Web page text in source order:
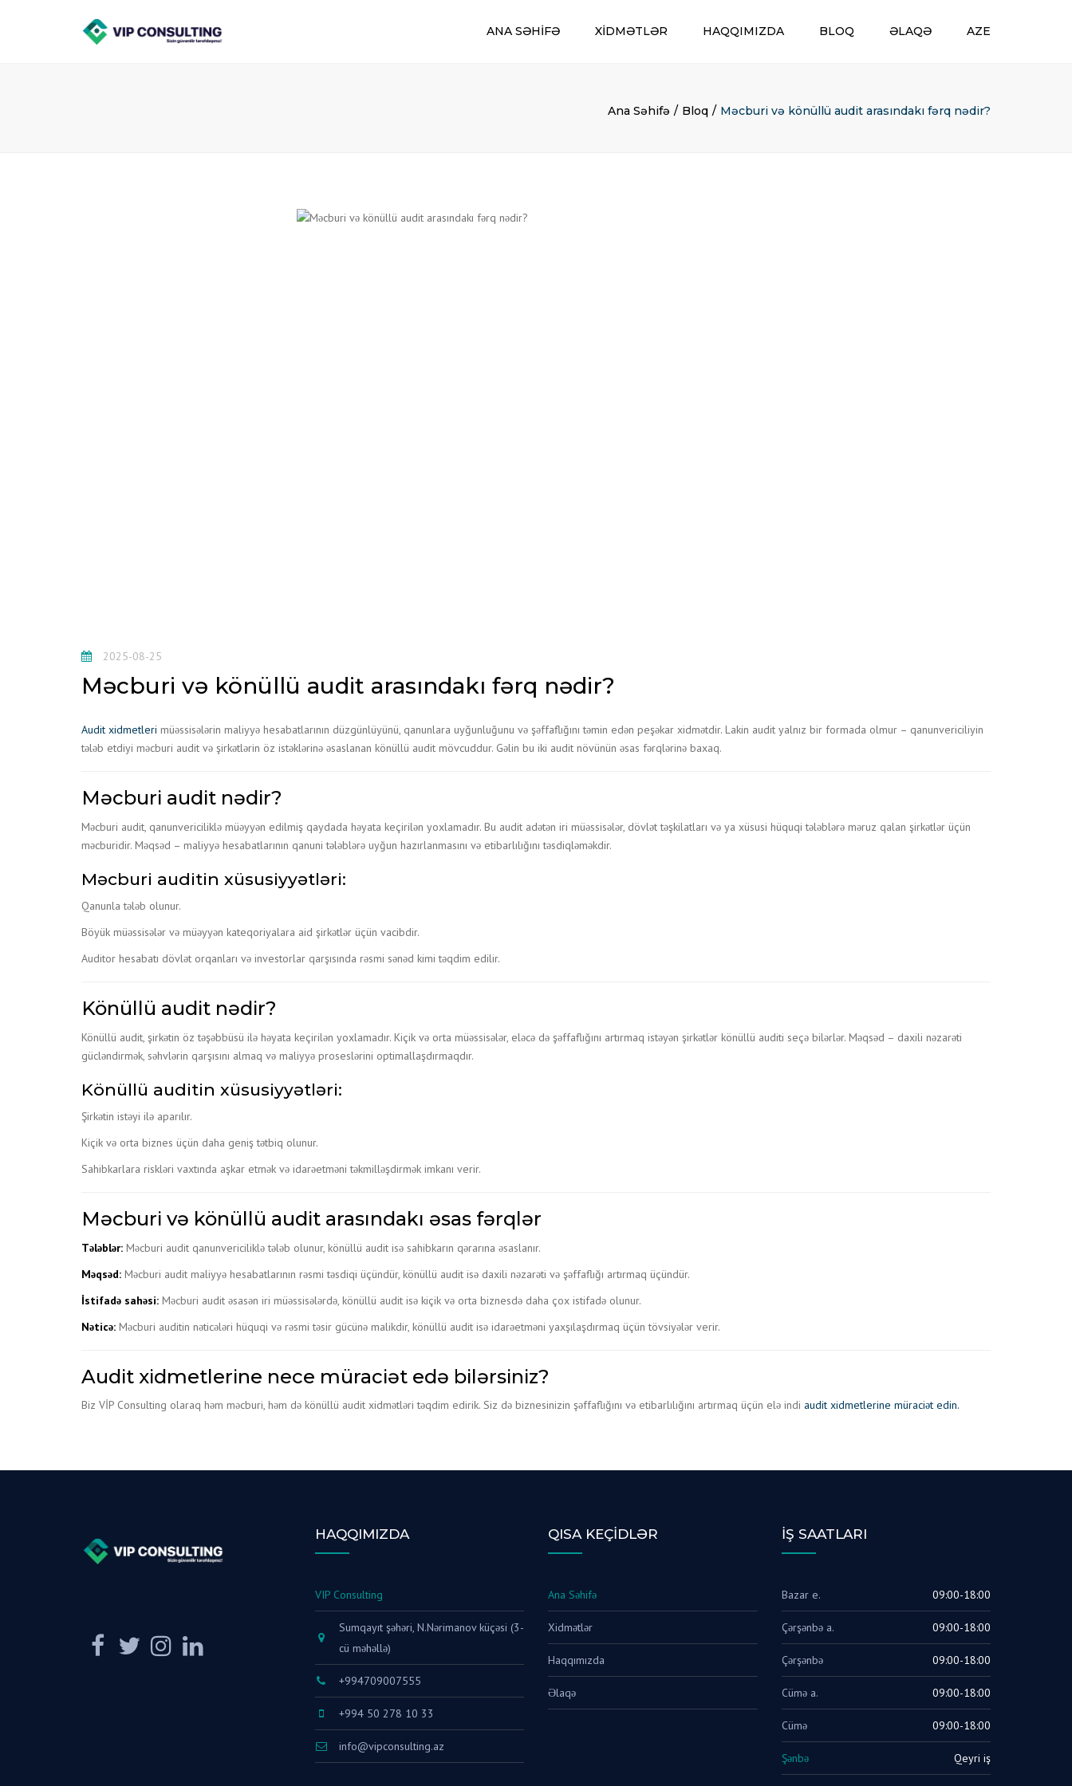
ANA SƏHIFƏ XIDMƏTLƏR
KONSALTINQ XIDMƏTLƏRI
DƏSTƏK
HAQQIMIZDA BLOQ ƏLAQƏ AZE
AZE
Ana Səhifə Bloq Məcburi və könüllü audit arasındakı fərq nədir?
2025-08-25
Məcburi və könüllü audit arasındakı fərq nədir?
Audit xidmetleri müəssisələrin maliyyə hesabatlarının düzgünlüyünü, qanunlara uyğunluğunu və şəffaflığını təmin edən peşəkar xidmətdir. Lakin audit yalnız bir formada olmur – qanunvericiliyin
tələb etdiyi məcburi audit və şirkətlərin öz istəklərinə əsaslanan könüllü audit mövcuddur. Gəlin bu iki audit növünün əsas fərqlərinə baxaq.
Məcburi audit nədir?
Məcburi audit, qanunvericiliklə müəyyən edilmiş qaydada həyata keçirilən yoxlamadır. Bu audit adətən iri müəssisələr, dövlət təşkilatları və ya xüsusi hüquqi tələblərə məruz qalan şirkətlər üçün
məcburidir. Məqsəd – maliyyə hesabatlarının qanuni tələblərə uyğun hazırlanmasını və etibarlılığını təsdiqləməkdir.
Məcburi auditin xüsusiyyətləri:
Qanunla tələb olunur.
Böyük müəssisələr və müəyyən kateqoriyalara aid şirkətlər üçün vacibdir.
Auditor hesabatı dövlət orqanları və investorlar qarşısında rəsmi sənəd kimi təqdim edilir.
Könüllü audit nədir?
Könüllü audit, şirkətin öz təşəbbüsü ilə həyata keçirilən yoxlamadır. Kiçik və orta müəssisələr, eləcə də şəffaflığını artırmaq istəyən şirkətlər könüllü auditi seçə bilərlər. Məqsəd – daxili nəzarəti
gücləndirmək, səhvlərin qarşısını almaq və maliyyə proseslərini optimallaşdırmaqdır.
Könüllü auditin xüsusiyyətləri:
Şirkətin istəyi ilə aparılır.
Kiçik və orta biznes üçün daha geniş tətbiq olunur.
Sahibkarlara riskləri vaxtında aşkar etmək və idarəetməni təkmilləşdirmək imkanı verir.
Məcburi və könüllü audit arasındakı əsas fərqlər
Tələblər: Məcburi audit qanunvericiliklə tələb olunur, könüllü audit isə sahibkarın qərarına əsaslanır.
Məqsəd: Məcburi audit maliyyə hesabatlarının rəsmi təsdiqi üçündür, könüllü audit isə daxili nəzarəti və şəffaflığı artırmaq üçündür.
İstifadə sahəsi: Məcburi audit əsasən iri müəssisələrdə, könüllü audit isə kiçik və orta biznesdə daha çox istifadə olunur.
Nəticə: Məcburi auditin nəticələri hüquqi və rəsmi təsir gücünə malikdir, könüllü audit isə idarəetməni yaxşılaşdırmaq üçün tövsiyələr verir.
Audit xidmetlerine nece müraciət edə bilərsiniz?
Biz VİP Consulting olaraq həm məcburi, həm də könüllü audit xidmətləri təqdim edirik. Siz də biznesinizin şəffaflığını və etibarlılığını artırmaq üçün elə indi audit xidmetlerine müraciət edin.
HAQQIMIZDA
VIP Consulting
Sumqayıt şəhəri, N.Nərimanov küçəsi (3-
cü məhəllə)
+994709007555
+994 50 278 10 33
info@vipconsulting.az
QISA KEÇIDLƏR
Ana Səhifə
Xidmətlər
Haqqımızda
Əlaqə
İŞ SAATLARI
Bazar e. 09:00-18:00
Çərşənbə a. 09:00-18:00
Çərşənbə 09:00-18:00
Cümə a. 09:00-18:00
Cümə 09:00-18:00
Şənbə Qeyri iş